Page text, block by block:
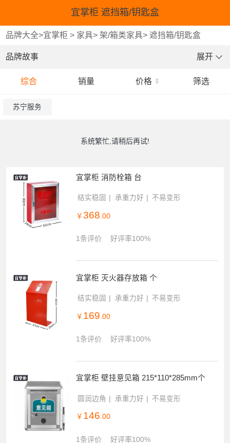
宜掌柜 遮挡箱/钥匙盒
品牌大全>宜掌柜 > 家具>架/箱类家具>遮挡箱/钥匙盒
品牌故事 展开
综合 销量 价格 筛选
苏宁服务
系统繁忙,请稍后再试!
宜掌柜 消防栓箱 台
结实稳固 承重力好 不易变形
￥ 368.00
1条评价 好评率100%
宜掌柜 灭火器存放箱 个
结实稳固 承重力好 不易变形
￥ 169 .00
1条评价 好评率100%
宜掌柜 壁挂意见箱 215*110*285mm个
圆润边角 承重力好 不易变形
￥ 146.00
1条评价 好评率100%